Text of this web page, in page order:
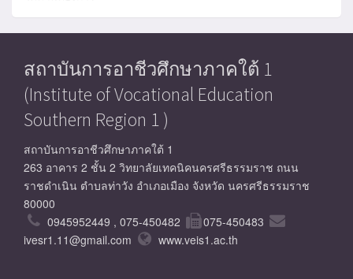
สถาบันการอาชีวศึกษาภาคใต้ 1
(Institute of Vocational Education
Southern Region 1 )
สถาบันการอาชีวศึกษาภาคใต้ 1
263 อาคาร 2 ชั้น 2 วิทยาลัยเทคนิคนครศรีธรรมราช ถนน
ราชดำเนิน ตำบลท่าวัง อำเภอเมือง จังหวัด นครศรีธรรมราช
80000
0945952449 , 075-450482
075-450483
ivesr1.11@gmail.com
www.veis1.ac.th